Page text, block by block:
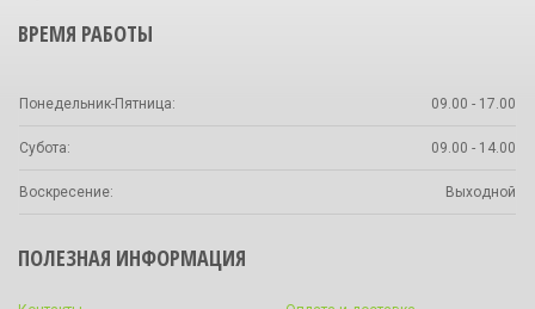
ВРЕМЯ РАБОТЫ
Понедельник-Пятница: 09.00 - 17.00
Субота: 09.00 - 14.00
Воскресение: Выходной
ПОЛЕЗНАЯ ИНФОРМАЦИЯ